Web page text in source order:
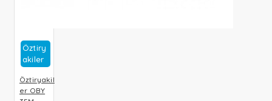
Öztiry
Akiler
Öztiryakil
er OBY